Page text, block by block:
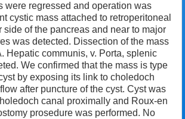
were regressed and operation was
cystic mass attached to retroperitoneal
side of the pancreas and near to major
was detected. Dissection of the mass
Hepatic communis, v. Porta, splenic
We confirmed that the mass is type
by exposing its link to choledoch
after puncture of the cyst. Cyst was
canal proximally and Roux-en
prosedure was performed. No